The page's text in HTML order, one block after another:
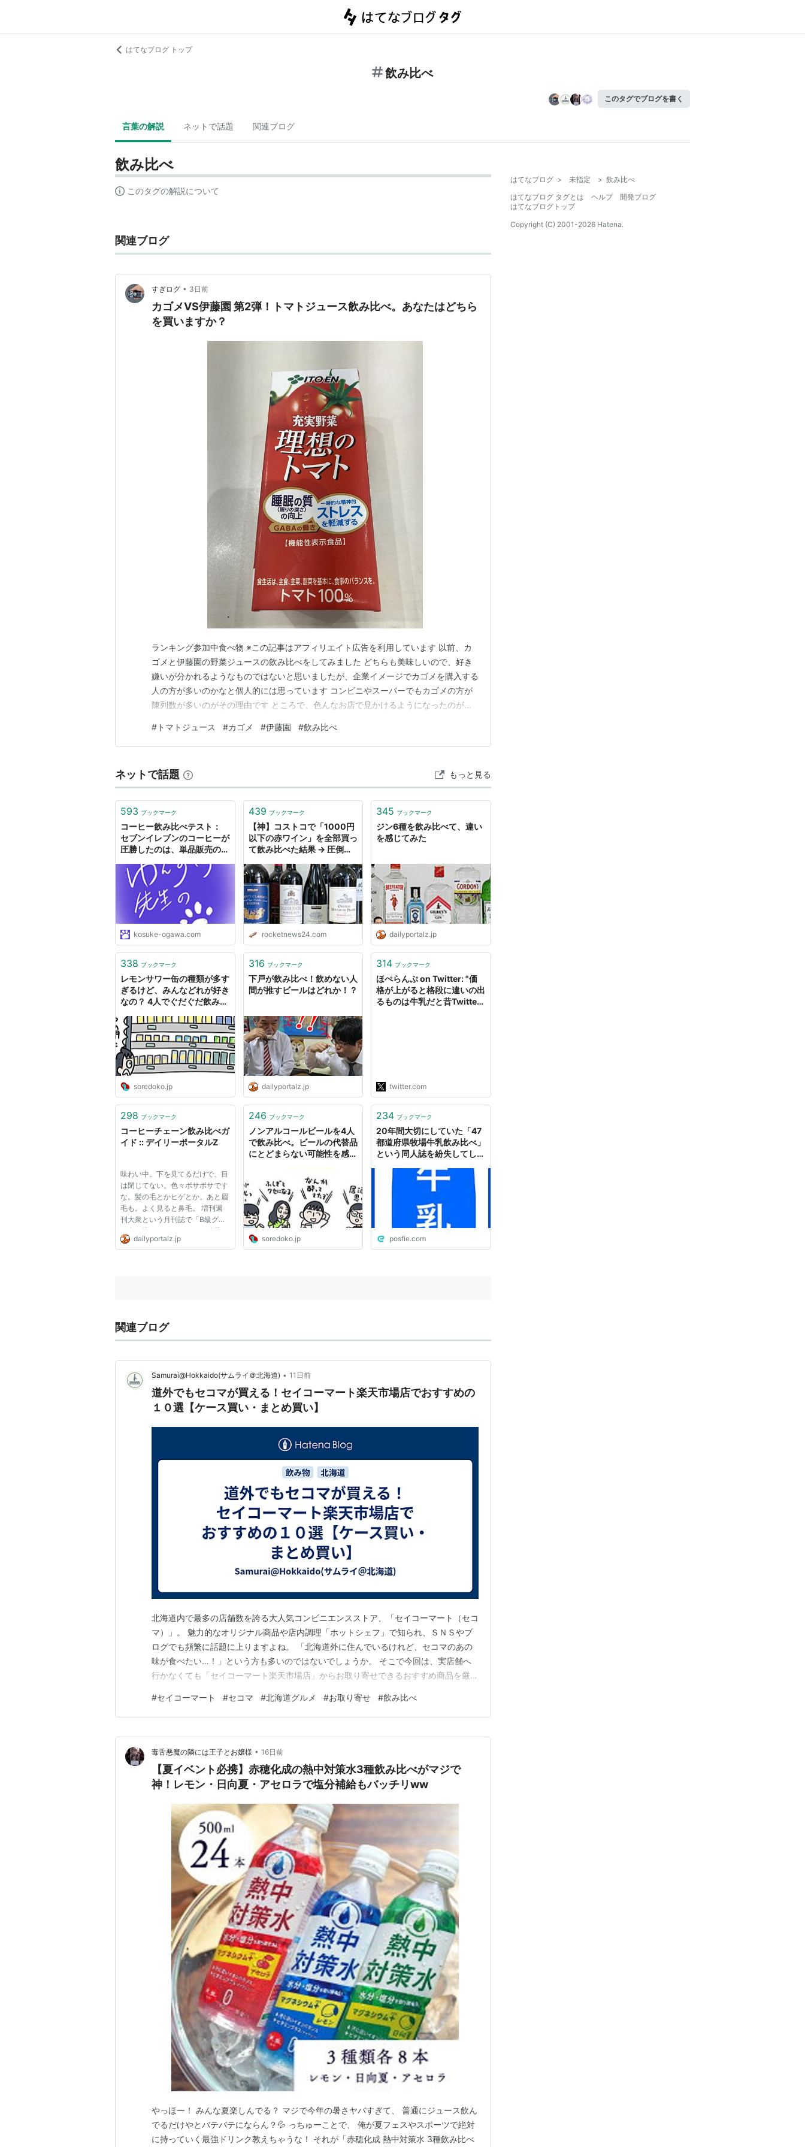
はてなブログ トップ
飲み比べ
このタグでブログを書く
言葉の解説 ネットで話題 関連ブログ
飲み比べ
このタグの解説について
関連ブログ
すぎログ • 3日前
カゴメVS伊藤園 第2弾！トマトジュース飲み比べ。あなたはどちら
を買いますか？
ランキング参加中食べ物 ※この記事はアフィリエイト広告を利用しています 以前、カ
ゴメと伊藤園の野菜ジュースの飲み比べをしてみました どちらも美味しいので、好き
嫌いが分かれるようなものではないと思いましたが、企業イメージでカゴメを購入する
人の方が多いのかなと個人的には思っています コンビニやスーパーでもカゴメの方が
陳列数が多いのがその理由です ところで、色んなお店で見かけるようになったのが伊
から販売されているのだとは思いますが・・・ となると、やっぱり比べてみないとで
すよね～ カゴメと伊藤園のトマトジュースはどちらが美…
# トマトジュース #カゴメ #伊藤園 #飲み比べ
ネットで話題 もっと見る
593 ブックマーク
コーヒー飲み比べテスト：
セブンイレブンのコーヒーが
圧勝したのは、単品販売のス
kosuke-ogawa.com
439 ブックマーク
【神】コストコで「1000円
以下の赤ワイン」を全部買っ
て飲み比べた結果 → 圧倒的
rocketnews24.com
345 ブックマーク
ジン6種を飲み比べて、違い
を感じてみた
dailyportalz.jp
338 ブックマーク
レモンサワー缶の種類が多す
ぎるけど、みんなどれが好き
なの？ 4人でぐだぐだ飲み比
レドコ - ソレドコ
soredoko.jp
316 ブックマーク
下戸が飲み比べ！飲めない人
間が推すビールはどれか！？
dailyportalz.jp
314 ブックマーク
ほぺらんぷ on Twitter: "価
格が上がると格段に違いの出
るものは牛乳だと昔Twitter
りやすさに感動してるところ
です。"
twitter.com
298 ブックマーク
コーヒーチェーン飲み比べガ
イド :: デイリーポータルZ
味わい中。下を見てるだけで、目
は閉じてない。色々ボサボサです
な。髪の毛とかヒゲとか。あと眉
毛も。よく見ると鼻毛。 増刊週
刊大衆という月刊誌で「B級グル
メ食べ比べガイド」という連載を
している。そこら辺にある普通の
dailyportalz.jp
246 ブックマーク
ノンアルコールビールを4人
で飲み比べ。ビールの代替品
にとどまらない可能性を感じ
soredoko.jp
234 ブックマーク
20年間大切にしていた「47
都道府県牧場牛乳飲み比べ」
という同人誌を紛失してしま
posfie.com
関連ブログ
Samurai@Hokkaido(サムライ＠北海道) • 11日前
道外でもセコマが買える！セイコーマート楽天市場店でおすすめの
１０選【ケース買い・まとめ買い】
北海道内で最多の店舗数を誇る大人気コンビニエンスストア、「セイコーマート（セコ
マ）」。 魅力的なオリジナル商品や店内調理「ホットシェフ」で知られ、ＳＮＳやブ
ログでも頻繁に話題に上りますよね。 「北海道外に住んでいるけれど、セコマのあの
味が食べたい…！」という方も多いのではないでしょうか。 そこで今回は、実店舗へ
行かなくても「セイコーマート楽天市場店」からお取り寄せできるおすすめ商品を厳選
わさび塩焼そば 【３年ぶりに待望の復活！】 北海道産山わさびパウダーを使用してお
り、湯気とともにツーンとしたシャープな刺激と香りが…
#セイコーマート #セコマ #北海道グルメ #お取り寄せ #飲み比べ
毒舌悪魔の隣には王子とお嬢様 • 16日前
【夏イベント必携】赤穂化成の熱中対策水3種飲み比べがマジで
神！レモン・日向夏・アセロラで塩分補給もバッチリww
やっほー！ みんな夏楽しんでる？ マジで今年の暑さヤバすぎて、 普通にジュース飲ん
でるだけやとバテバテにならん？💦 っちゅーことで、 俺が夏フェスやスポーツで絶対
に持っていく最強ドリンク教えちゃうな！ それが「赤穂化成 熱中対策水 3種飲み比べ
はてなブログ > 未指定 > 飲み比べ
はてなブログ タグとは
ヘルプ
開発ブログ
はてなブログトップ
Copyright (C) 2001-2026 Hatena.